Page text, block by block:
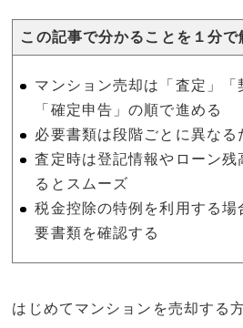
この記事で分かることを１分で
マンション売却は「査定」「
「確定申告」の順で進める
必要書類は段階ごとに異なる
査定時は登記情報やローン残
るとスムーズ
税金控除の特例を利用する場
要書類を確認する
はじめてマンションを売却する